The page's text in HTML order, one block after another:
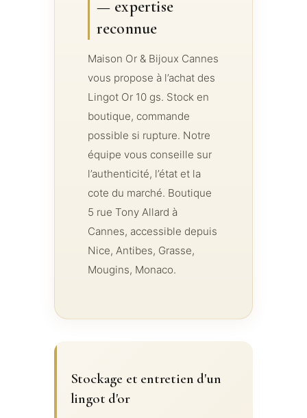
— expertise
reconnue
Maison Or & Bijoux Cannes
vous propose à l’achat des
Lingot Or 10 gs. Stock en
boutique, commande
possible si rupture. Notre
équipe vous conseille sur
l’authenticité, l’état et la
cote du marché. Boutique
5 rue Tony Allard à
Cannes, accessible depuis
Nice, Antibes, Grasse,
Mougins, Monaco.
Stockage et entretien d'un
lingot d'or